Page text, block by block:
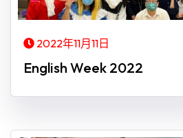
2022年11月11日
English Week 2022